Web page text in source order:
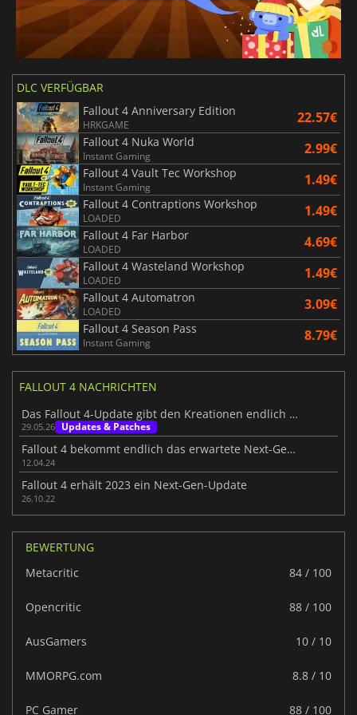
DLC VERFÜGBAR
Fallout 4 Anniversary Edition
HRKGAME 22.57€
Fallout 4 Nuka World
Instant Gaming 2.99€
Fallout 4 Vault Tec Workshop
Instant Gaming 1.49€
Fallout 4 Contraptions Workshop
LOADED 1.49€
Fallout 4 Far Harbor
LOADED 4.69€
Fallout 4 Wasteland Workshop
LOADED 1.49€
Fallout 4 Automatron
LOADED 3.09€
Fallout 4 Season Pass
Instant Gaming 8.79€
FALLOUT 4 NACHRICHTEN
Das Fallout 4-Update gibt den Kreationen endlich Raum zum Atmen
29.05.26 Updates & Patches
Fallout 4 bekommt endlich das erwartete Next-Gen-Update
12.04.24
Fallout 4 erhält 2023 ein Next-Gen-Update
26.10.22
BEWERTUNG
Metacritic
84 / 100
Opencritic 88 / 100
AusGamers 10 / 10
MMORPG.com 8.8 / 10
PC Gamer 88 / 100